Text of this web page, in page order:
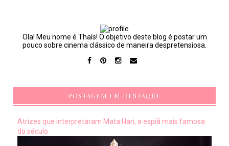
Ola! Meu nome é Thaís! O objetivo deste blog é postar um
pouco sobre cinema clássico de maneira despretensiosa.
POSTAGEM EM DESTAQUE
Atrizes que interpretaram Mata Hari, a espiã mais famosa
do século